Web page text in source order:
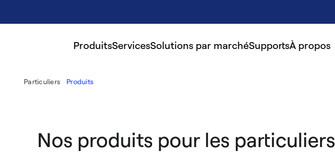
ProduitsServicesSolutions par marchéSupportsÀ propos
Particuliers Produits
Nos produits pour les particuliers